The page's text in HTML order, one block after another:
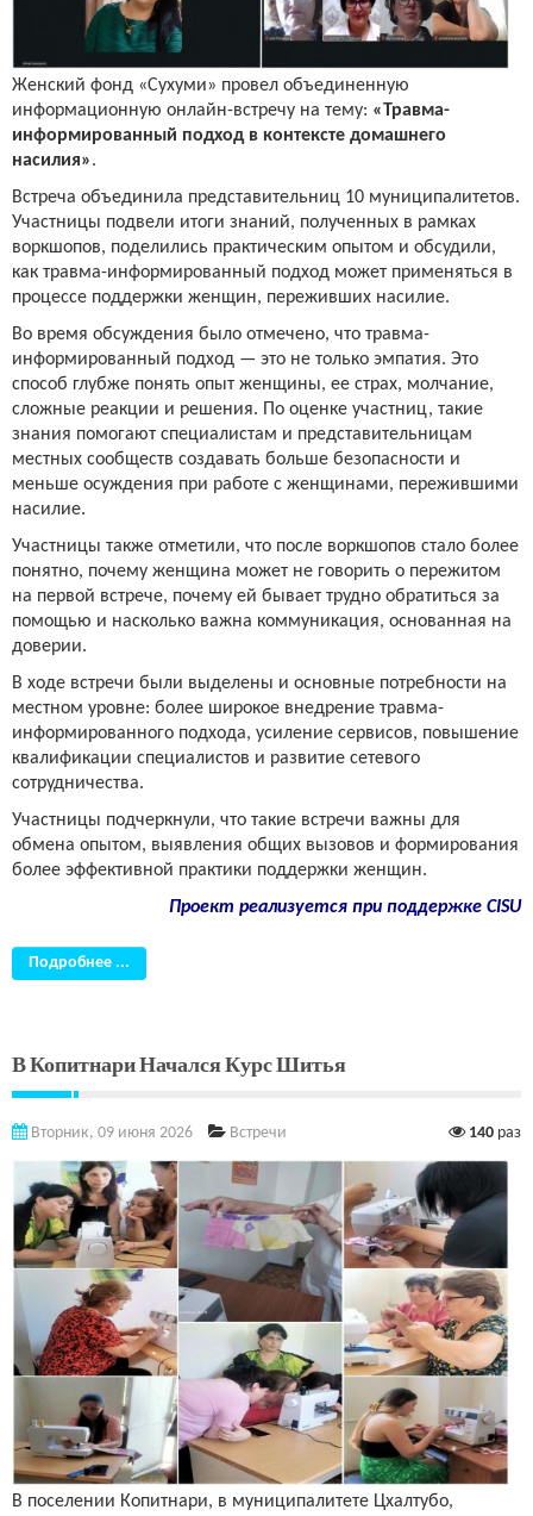
Женский фонд «Сухуми» провел объединенную
информационную онлайн-встречу на тему: «Травма-
информированный подход в контексте домашнего
насилия».
Встреча объединила представительниц 10 муниципалитетов.
Участницы подвели итоги знаний, полученных в рамках
воркшопов, поделились практическим опытом и обсудили,
как травма-информированный подход может применяться в
процессе поддержки женщин, переживших насилие.
Во время обсуждения было отмечено, что травма-
информированный подход — это не только эмпатия. Это
способ глубже понять опыт женщины, ее страх, молчание,
сложные реакции и решения. По оценке участниц, такие
знания помогают специалистам и представительницам
местных сообществ создавать больше безопасности и
меньше осуждения при работе с женщинами, пережившими
насилие.
Участницы также отметили, что после воркшопов стало более
понятно, почему женщина может не говорить о пережитом
на первой встрече, почему ей бывает трудно обратиться за
помощью и насколько важна коммуникация, основанная на
доверии.
В ходе встречи были выделены и основные потребности на
местном уровне: более широкое внедрение травма-
информированного подхода, усиление сервисов, повышение
квалификации специалистов и развитие сетевого
сотрудничества.
Участницы подчеркнули, что такие встречи важны для
обмена опытом, выявления общих вызовов и формирования
более эффективной практики поддержки женщин.
Проект реализуется при поддержке CISU
Подробнее ...
В Копитнари Начался Курс Шитья
Вторник, 09 июня 2026 Встречи 140 раз
В поселении Копитнари, в муниципалитете Цхалтубо,